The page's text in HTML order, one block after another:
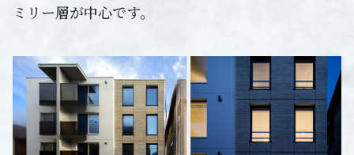
ミリー層が中心です。